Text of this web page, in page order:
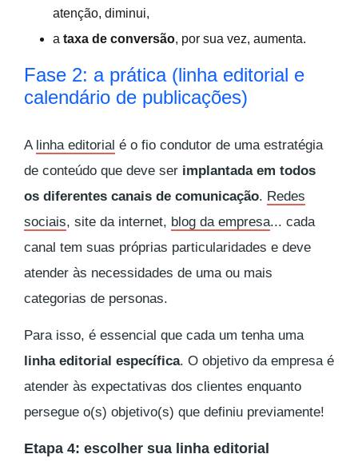
atenção, diminui,
a taxa de conversão, por sua vez, aumenta.
Fase 2: a prática (linha editorial e
calendário de publicações)
A linha editorial é o fio condutor de uma estratégia
de conteúdo que deve ser implantada em todos
os diferentes canais de comunicação. Redes
sociais, site da internet, blog da empresa... cada
canal tem suas próprias particularidades e deve
atender às necessidades de uma ou mais
categorias de personas.
Para isso, é essencial que cada um tenha uma
linha editorial específica. O objetivo da empresa é
atender às expectativas dos clientes enquanto
persegue o(s) objetivo(s) que definiu previamente!
Etapa 4: escolher sua linha editorial